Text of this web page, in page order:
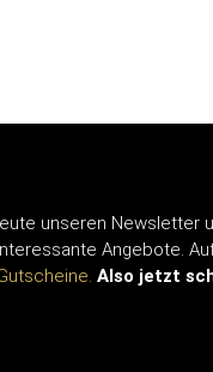
unseren Newsletter
Angebote.
Also jetzt